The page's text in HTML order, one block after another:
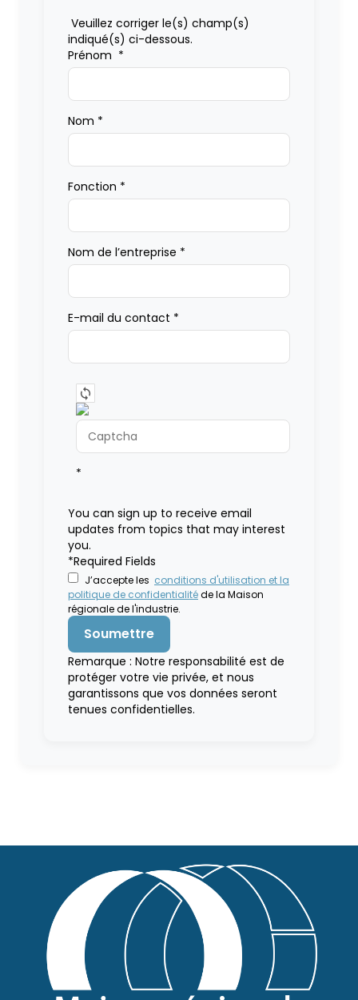
Veuillez corriger le(s) champ(s)
indiqué(s) ci-dessous.
Prénom *
Nom *
Fonction *
Nom de l’entreprise *
E-mail du contact *
*
You can sign up to receive email
updates from topics that may interest
you.
*Required Fields
J’accepte les conditions d'utilisation et la
politique de confidentialitéde la Maison
régionale de l'industrie.
Remarque : Notre responsabilité est de
protéger votre vie privée, et nous
garantissons que vos données seront
tenues confidentielles.